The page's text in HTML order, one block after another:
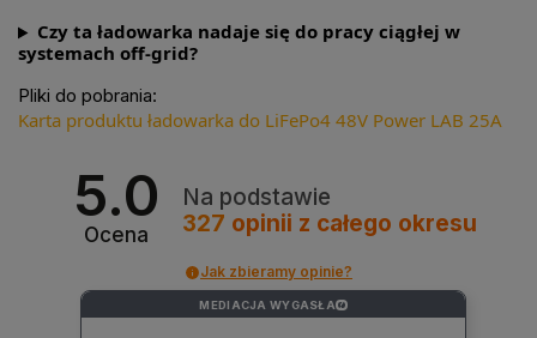
Czy ta ładowarka nadaje się do pracy ciągłej w
systemach off-grid?
Pliki do pobrania:
Karta produktu ładowarka do LiFePo4 48V Power LAB 25A
5.0
Ocena
Na podstawie
327 opinii z całego okresu
Jak zbieramy opinie?
MEDIACJA WYGASŁA ?